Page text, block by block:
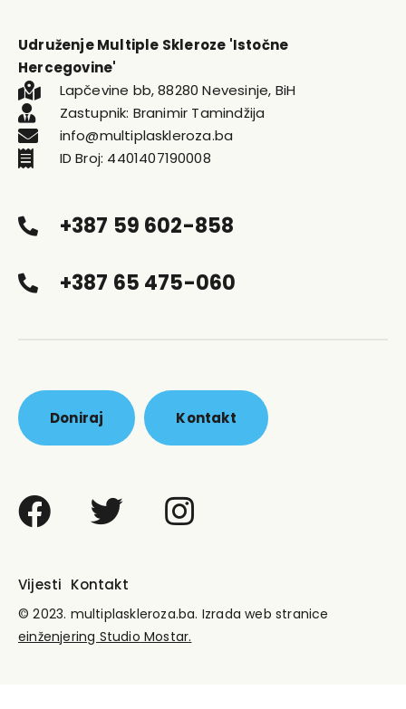
+387 59 602-858
+387 65 475-060
Udruženje Multiple Skleroze 'Istočne
Hercegovine'
Lapčevine bb, 88280 Nevesinje, BiH
Zastupnik: Branimir Tamindžija
info@multiplaskleroza.ba
ID Broj: 4401407190008
Vijesti Kontakt
© 2023. multiplaskleroza.ba. Izrada web stranice
einženjering Studio Mostar.
Doniraj Kontakt